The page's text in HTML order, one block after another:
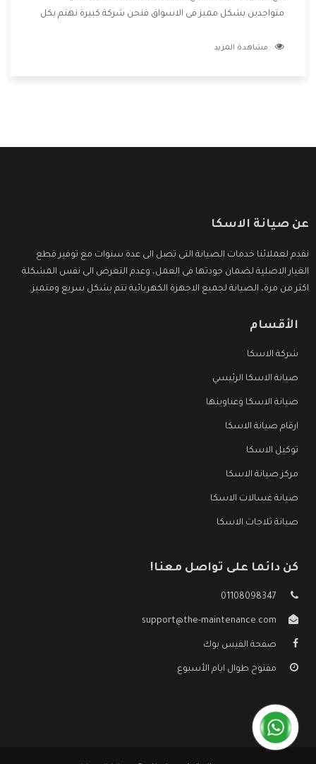
متواجدين بشكل مميز فى الاسواق فنحن شركة كبيرة نهتم بكل
الشركة بها والتى تكون منها خدمة الصيانة التى تكون من أهم
مشاهدة المزيد
عن صيانة الاسكا
نقدم لعملائنا خدمات الصيانة التى تصل الى عدة سنوات مع توفير قطع
الغيار الاصلية لضمان جودتها فى العمل، وعدم التعرض الى نفس المشكلة
اكثر من مرة، الصيانة لجميع الاجهزة الكهربائية تتم بشكل سريع ومتميز.
الأقسام
شركة الاسكا
صيانة الاسكا الرئيسي
صيانة الاسكا وعناوينها
ارقام صيانة الاسكا
توكيل الاسكا
مركز صيانة الاسكا
صيانة غسالات الاسكا
صيانة ثلاجات الاسكا
كن دائما على تواصل معنا!
01108098347
support@the-maintenance.com
صفحة الفيس بوك
مفتوح طوال ايام الأسبوع